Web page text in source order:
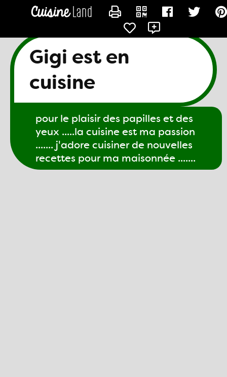
Gigi est en
cuisine
pour le plaisir des papilles et des
yeux .....la cuisine est ma passion
....... j'adore cuisiner de nouvelles
recettes pour ma maisonnée .......
CONTACTER GIGI61